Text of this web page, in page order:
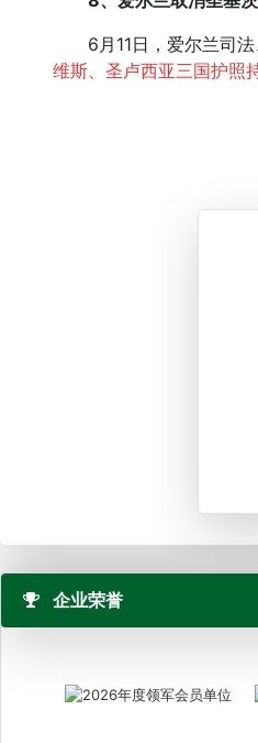
6月11日，爱尔兰司法
维斯、圣卢西亚三国护照
企业荣誉